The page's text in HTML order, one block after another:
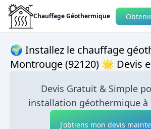
Chauffage Géothermique
🌍 Installez le chauffage
Montrouge (92120) 🌟 Devis
Devis Gratuit & Simple
installation géothermique
J'obtiens mon devis